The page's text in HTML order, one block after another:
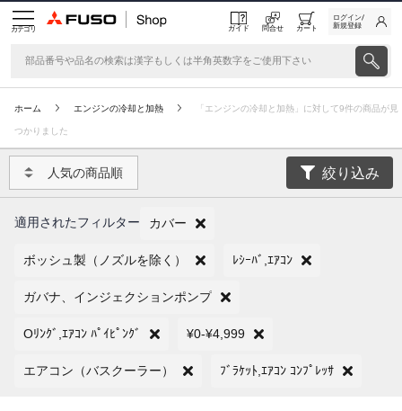
カテゴリ ガイド 問合せ カート
ログイン/
新規登録
ホーム エンジンの冷却と加熱 「エンジンの冷却と加熱」に対して9件の商品が見
つかりました
人気の商品順 絞り込み
適用されたフィルター カバー
ボッシュ製（ノズルを除く） ﾚｼｰﾊﾞ,ｴｱｺﾝ
ガバナ、インジェクションポンプ
Oﾘﾝｸﾞ,ｴｱｺﾝ ﾊﾟｲﾋﾟﾝｸﾞ ¥0-¥4,999
エアコン（バスクーラー） ﾌﾞﾗｹｯﾄ,ｴｱｺﾝ ｺﾝﾌﾟﾚｯｻ